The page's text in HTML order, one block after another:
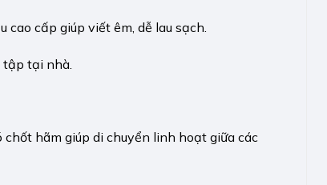
cấp giúp viết êm, dễ lau sạch.
tập tại nhà.
hãm giúp di chuyển linh hoạt giữa các